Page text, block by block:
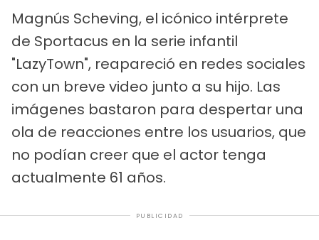
Magnús Scheving, el icónico intérprete
de Sportacus en la serie infantil
"LazyTown", reapareció en redes sociales
con un breve video junto a su hijo. Las
imágenes bastaron para despertar una
ola de reacciones entre los usuarios, que
no podían creer que el actor tenga
actualmente 61 años.
PUBLICIDAD